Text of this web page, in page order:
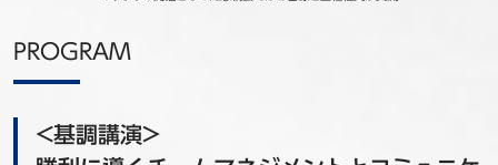
PROGRAM
<基調講演>